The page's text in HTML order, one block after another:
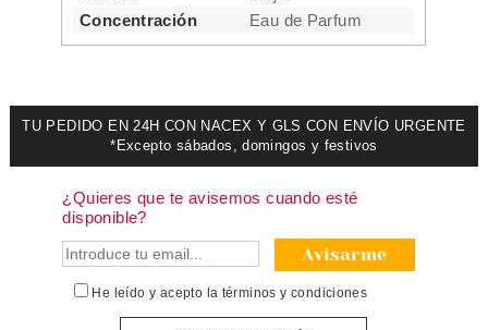
Concentración
Eau de Parfum
TU PEDIDO EN 24H CON NACEX Y GLS CON ENVÍO URGENTE
*Excepto sábados, domingos y festivos
¿Quieres que te avisemos cuando esté
disponible?
Avisarme
He leído y acepto la términos y condiciones